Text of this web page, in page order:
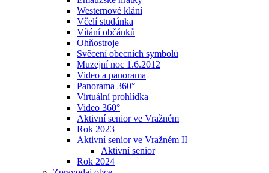
Westernové klání
Včelí studánka
Vítání občánků
Ohňostroje
Svěcení obecních symbolů
Muzejní noc 1.6.2012
Video a panorama
Panorama 360°
Virtuální prohlídka
Video 360°
Aktivní senior ve Vražném
Rok 2023
Aktivní senior ve Vražném II
Aktivní senior
Rok 2024